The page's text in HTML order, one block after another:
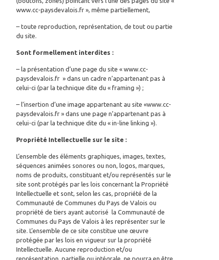
www.cc-paysdevalois.fr », même partiellement,
– toute reproduction, représentation, de tout ou partie
du site.
Sont formellement interdites :
– la présentation d’une page du site « www.cc-
paysdevalois.fr » dans un cadre n’appartenant pas à
celui-ci (par la technique dite du « framing ») ;
– l’insertion d’une image appartenant au site «www.cc-
paysdevalois.fr » dans une page n’appartenant pas à
celui-ci (par la technique dite du « in-line linking »).
Propriété Intellectuelle sur le site :
L’ensemble des éléments graphiques, images, textes,
séquences animées sonores ou non, logos, marques,
noms de produits, constituant et/ou représentés sur le
site sont protégés par les lois concernant la Propriété
Intellectuelle et sont, selon les cas, propriété de la
Communauté de Communes du Pays de Valois ou
propriété de tiers ayant autorisé la Communauté de
Communes du Pays de Valois à les représenter sur le
site. L’ensemble de ce site constitue une œuvre
protégée par les lois en vigueur sur la propriété
Intellectuelle. Aucune reproduction et/ou
représentation, partielle ou intégrale, ne pourra en être